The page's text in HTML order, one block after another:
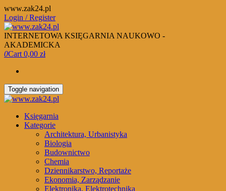
Skip
to
the
content
www.zak24.pl
Login / Register
INTERNETOWA KSIĘGARNIA NAUKOWO -
AKADEMICKA
0Cart 0,00 zł
Toggle navigation
Księgarnia
Kategorie
Architektura, Urbanistyka
Biologia
Budownictwo
Chemia
Dziennikarstwo, Reportaże
Ekonomia, Zarządzanie
Elektronika, Elektrotechnika